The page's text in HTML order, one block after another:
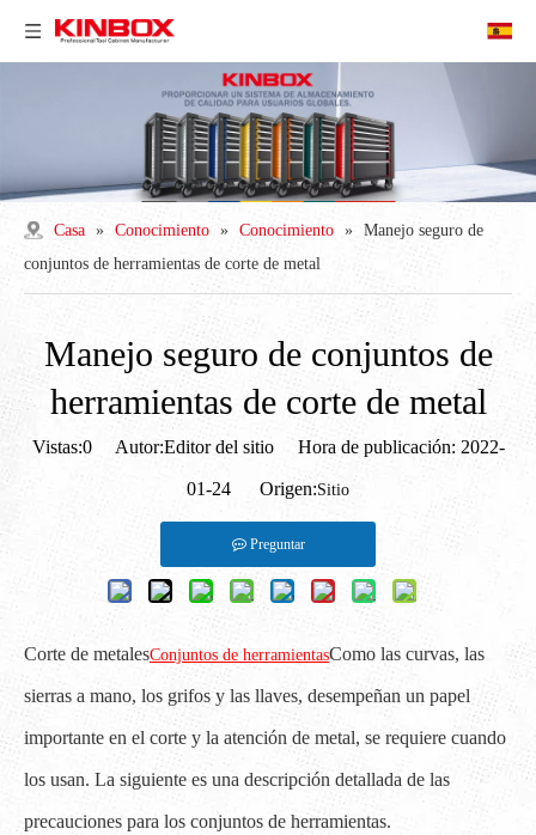
Casa » Conocimiento » Conocimiento » Manejo seguro de
conjuntos de herramientas de corte de metal
Manejo seguro de conjuntos de
herramientas de corte de metal
Vistas:0Autor:Editor del sitio Hora de publicación: 2022-
01-24 Origen:Sitio
Preguntar
Corte de metalesConjuntos de herramientasComo las curvas, las
sierras a mano, los grifos y las llaves, desempeñan un papel
importante en el corte y la atención de metal, se requiere cuando
los usan. La siguiente es una descripción detallada de las
precauciones para los conjuntos de herramientas.